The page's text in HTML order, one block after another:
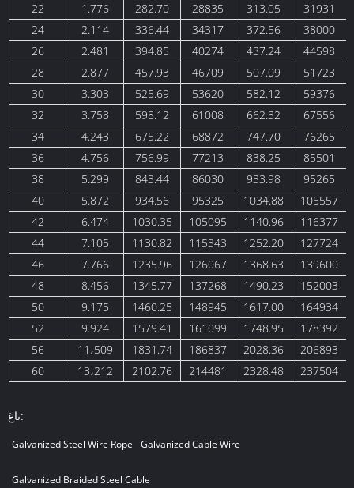
22
1.776 282.70 28835 313.05
31931
24
2.114 336.44 34317 372.56
38000
26
2.481 394.85 40274 437.24
44598
28
2.877 457.93 46709 507.09
51723
30
3.303 525.69 53620 582.12
59376
32
3.758 598.12 61008 662.32
67556
34
4.243 675.22 68872 747.70
76265
36
4.756 756.99 77213 838.25
85501
38
5.299 843.44 86030 933.98
95265
40
5.872 934.56 95325 1034.88
105557
42
6.474 1030.35 105095 1140.96
116377
44
7.105 1130.82 115343 1252.20
127724
46
7.766 1235.96 126067 1368.63
139600
48
8.456 1345.77 137268 1490.23
152003
50
9.175 1460.25 148945 1617.00
164934
52
9.924 1579.41 161099 1748.95
178392
56
11،509 1831.74 186837 2028.36
206893
60
13،212 2102.76 214481 2328.48 237504
تاغ:
Galvanized Steel Wire Rope Galvanized Cable Wire
Galvanized Braided Steel Cable